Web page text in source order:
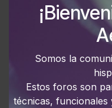
Somos la
Estos foros son
técnicas, funcionales